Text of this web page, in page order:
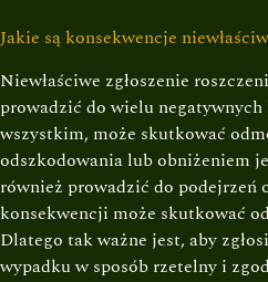
Jakie są konsekwencje
Niewłaściwe zgłoszenie
prowadzić do wielu
wszystkim, może skutkować
odszkodowania lub obniżeniem
również prowadzić do podejrzeń
konsekwencji może skutkować
Dlatego tak ważne jest, aby
wypadku w sposób rzetelny i